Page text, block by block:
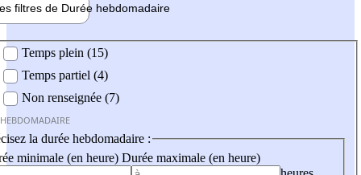
filtres de Durée hebdomadaire
Temps plein (15)
Temps partiel (4)
Non renseignée (7)
la durée hebdomadaire :
minimale (en heure) Durée maximale (en heure)